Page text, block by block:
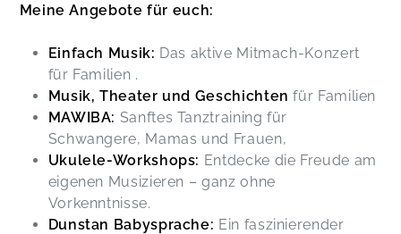
Weise die wichtigsten Gebärden nahezubringen.
und Reime mit nach Hause genommen.
Babyzeichensprache
War ein gelungener Schnupperkurs. Hab mich
gleich sehr wohl gefühlt und Spaß hat es auch
gemacht. Gehe gerne wieder hin, Marianne hat
das super gemacht und mit Leichtigkeit.
Sabrina,
Meine Angebote für euch:
Einfach Musik: Das aktive Mitmach-Konzert
für Familien .
Musik, Theater und Geschichtenfür Familien
MAWIBA: Sanftes Tanztraining für
Schwangere, Mamas und Frauen,
Ukulele-Workshops: Entdecke die Freude am
eigenen Musizieren – ganz ohne
Vorkenntnisse.
Dunstan Babysprache: Ein faszinierender